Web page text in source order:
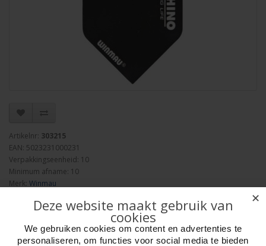
Artikelnr: 303215
EAN: 5023231000231
Verpakkingseenheid: 10
Minimum afname: 10
Merk: Winmau
✕
Deze website maakt gebruik van
cookies
We gebruiken cookies om content en advertenties te
personaliseren, om functies voor social media te bieden